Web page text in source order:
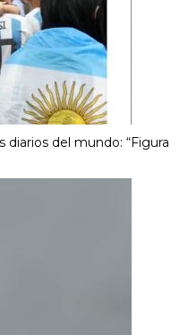
del mundo: “Figura